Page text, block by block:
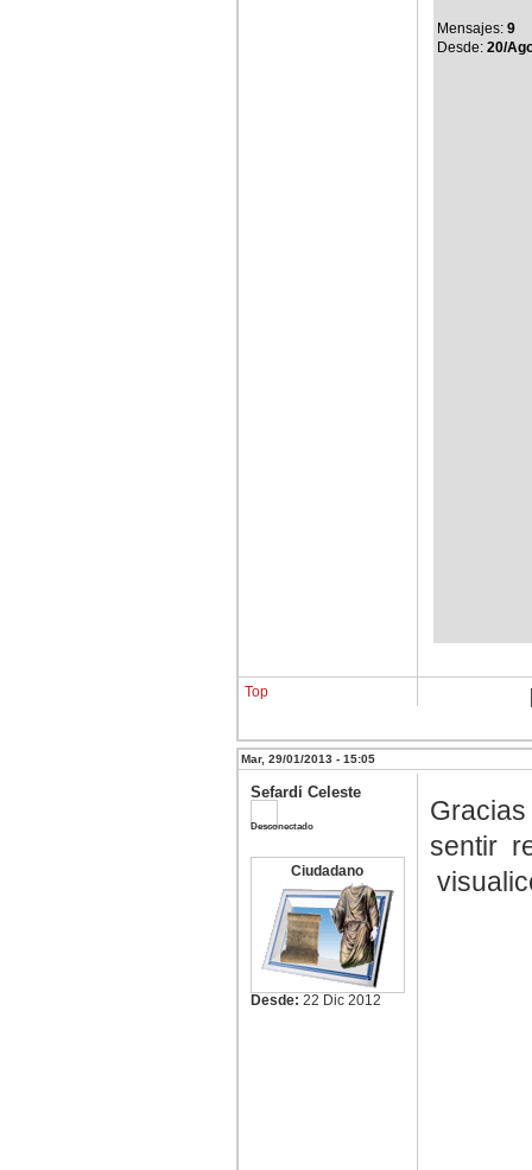
Mensajes: 9
Desde: 20/
Top
Mar, 29/01/2013 - 15:05
Sefardí Celeste
Desconectado
Ciudadano
Desde: 22 Dic 2012
sentir